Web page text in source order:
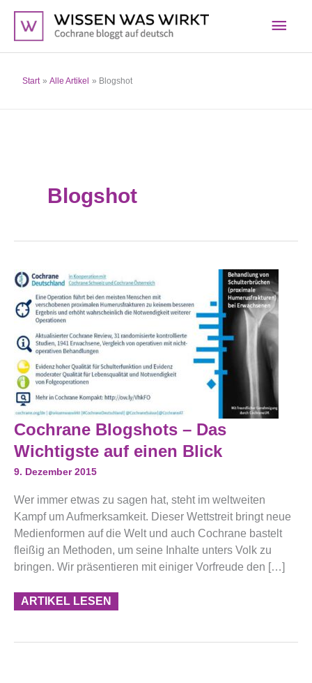
Inhalt
springen
Start Alle Artikel Blogshot
Blogshot
Cochrane Blogshots – Das
Wichtigste auf einen Blick
9. Dezember 2015
Wer immer etwas zu sagen hat, steht im weltweiten
Kampf um Aufmerksamkeit. Dieser Wettstreit bringt neue
Medienformen auf die Welt und auch Cochrane bastelt
fleißig an Methoden, um seine Inhalte unters Volk zu
bringen. Wir präsentieren mit einiger Vorfreude den […]
Cochrane
Blogshots
–
Das
Wichtigste
Auf
Blick
ARTIKEL LESEN